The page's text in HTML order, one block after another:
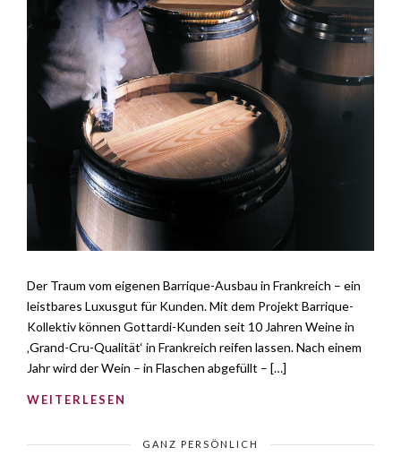
Der Traum vom eigenen Barrique-Ausbau in Frankreich – ein
leistbares Luxusgut für Kunden. Mit dem Projekt Barrique-
Kollektiv können Gottardi-Kunden seit 10 Jahren Weine in
‚Grand-Cru-Qualität‘ in Frankreich reifen lassen. Nach einem
Jahr wird der Wein – in Flaschen abgefüllt – […]
WEITERLESEN
GANZ PERSÖNLICH